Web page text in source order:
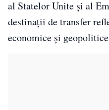
al Statelor Unite și al
destinații de transfer
economice și